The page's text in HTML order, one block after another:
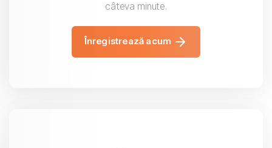
câteva minute.
Înregistrează acum